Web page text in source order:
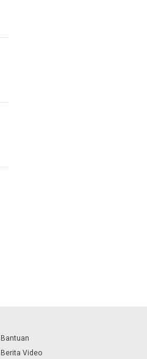
Bantuan
Berita Video